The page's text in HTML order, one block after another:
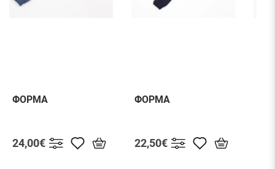
ΦΟΡΜΑ
24,00€
ΦΟΡΜΑ
22,50€